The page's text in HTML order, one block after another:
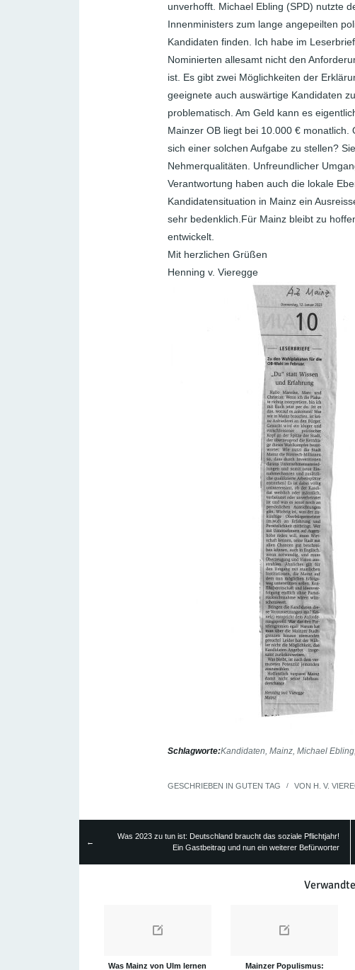
unverhofft. Michael Ebling (SPD) nutzte
Innenministers zum lange angepeilten
Kandidaten finden. Ich habe im
Nominierten allesamt nicht den
ist. Es gibt zwei Möglichkeiten der
geeignete auch auswärtige Kandidaten
problematisch. Am Geld kann es
Mainzer OB liegt bei 10.000 € monatlich.
sich einer solchen Aufgabe zu stellen?
Nehmerqualitäten. Unfreundlicher
Verantwortung haben auch die lokale
Kandidatensituation in Mainz ein
sehr bedenklich.Für Mainz bleibt zu
entwickelt.
Mit herzlichen Grüßen
Henning v. Vieregge
Schlagworte:Kandidaten Mainz Michael Ebling
GESCHRIEBEN IN GUTEN TAG / VON H. V.
←
Was 2023 zu tun ist: Deutschland braucht das soziale Pflichtjahr!
Ein Gastbeitrag und nun ein weiterer Befürworter
Was Mainz von Ulm lernen Mainzer Populismus: